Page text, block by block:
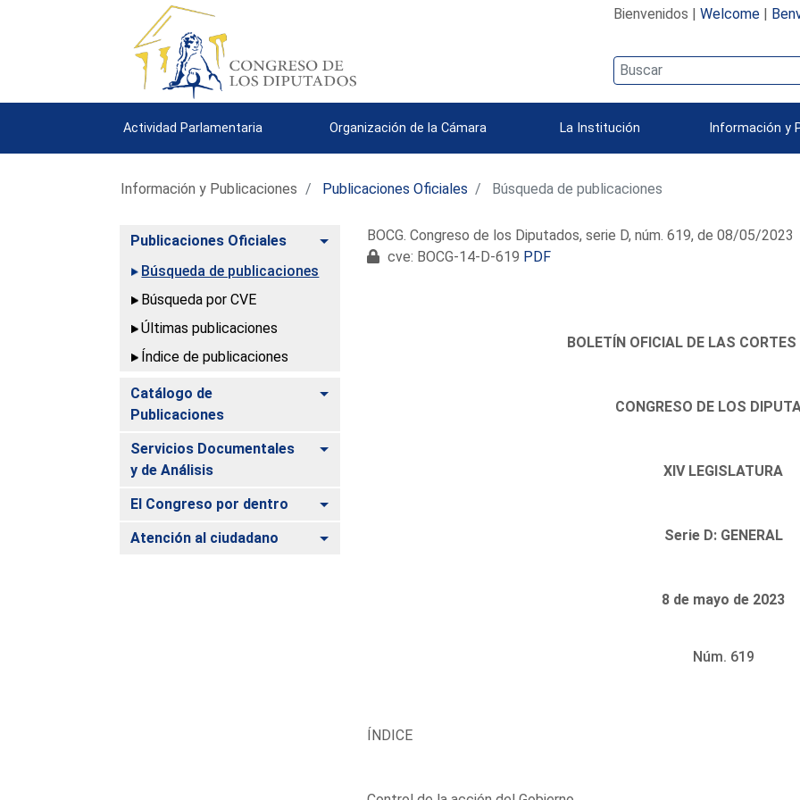
Bienvenidos | Welcome|
Actividad Parlamentaria Organización de la Cámara La Institución Información y
Información y Publicaciones Publicaciones Oficiales Búsqueda de publicaciones
Publicaciones Oficiales
Alternar
Búsqueda de publicaciones
Búsqueda por CVE
Últimas publicaciones
Índice de publicaciones
Catálogo de
Publicaciones
Alternar
Servicios Documentales
y de Análisis
Alternar
El Congreso por dentro Alternar
Atención al ciudadano Alternar
BOCG. Congreso de los Diputados, serie D, núm. 619, de 08/05/2023
cve: BOCG-14-D-619 PDF
BOLETÍN OFICIAL DE LAS CORTES
CONGRESO DE LOS
XIV LEGISLATURA
Serie D: GENERAL
8 de mayo de 2023
Núm. 619
ÍNDICE